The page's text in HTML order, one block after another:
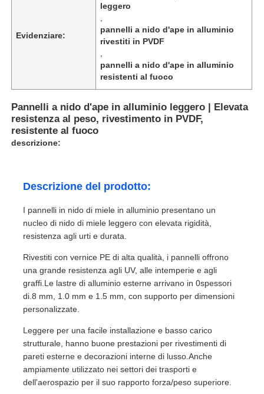
Evidenziare:
leggero
pannelli a nido d'ape in alluminio
rivestiti in PVDF
pannelli a nido d'ape in alluminio
resistenti al fuoco
Pannelli a nido d'ape in alluminio leggero | Elevata
resistenza al peso, rivestimento in PVDF,
resistente al fuoco
descrizione:
Descrizione del prodotto:
I pannelli in nido di miele in alluminio presentano un
nucleo di nido di miele leggero con elevata rigidità,
resistenza agli urti e durata.
Rivestiti con vernice PE di alta qualità, i pannelli offrono
una grande resistenza agli UV, alle intemperie e agli
graffi.Le lastre di alluminio esterne arrivano in 0spessori
di.8 mm, 1.0 mm e 1.5 mm, con supporto per dimensioni
personalizzate.
Leggere per una facile installazione e basso carico
strutturale, hanno buone prestazioni per rivestimenti di
pareti esterne e decorazioni interne di lusso.Anche
ampiamente utilizzato nei settori dei trasporti e
dell'aerospazio per il suo rapporto forza/peso superiore.